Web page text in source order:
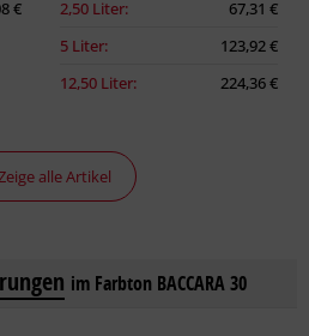
€
2,50 Liter:
67,31 €
5 Liter:
123,92 €
12,50 Liter:
224,36 €
alle Artikel
im Farbton BACCARA 30